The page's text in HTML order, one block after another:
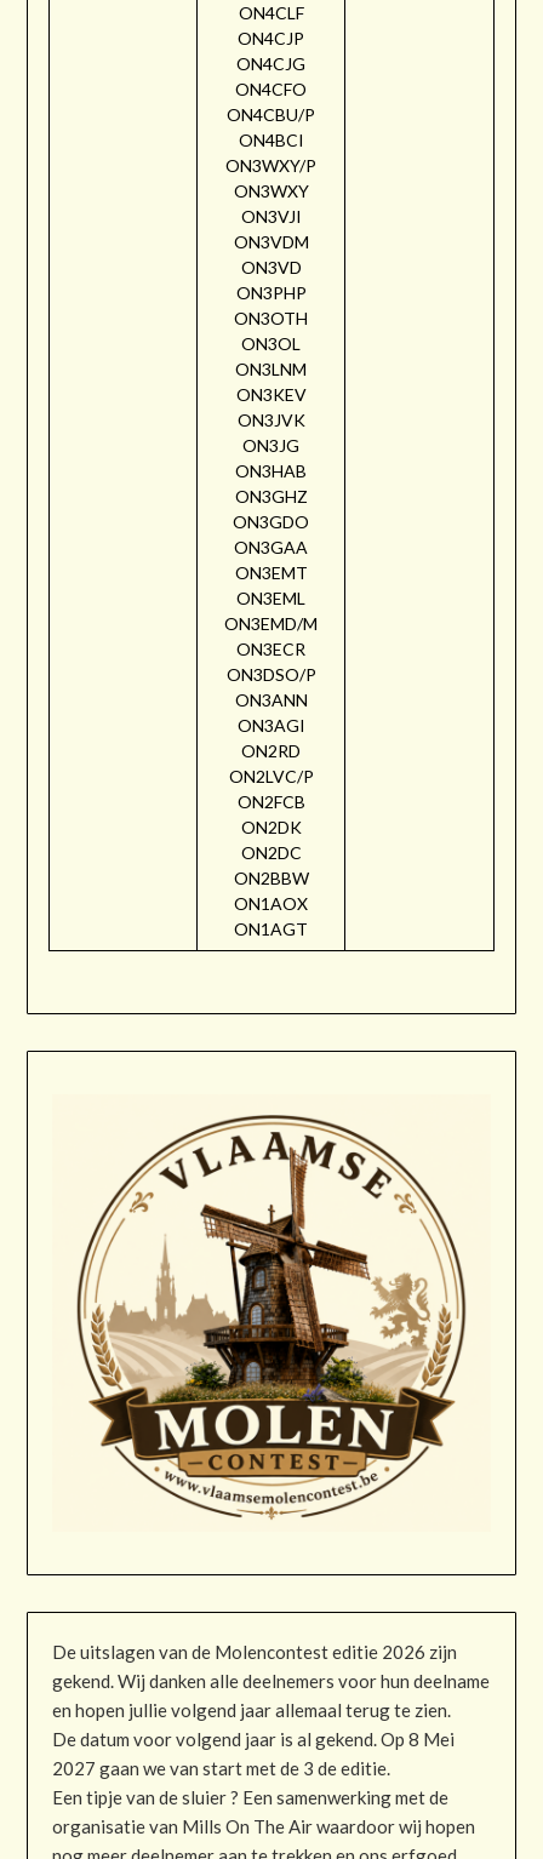
ON4CLF
ON4CJP
ON4CJG
ON4CFO
ON4CBU/P
ON4BCI
ON3WXY/P
ON3WXY
ON3VJI
ON3VDM
ON3VD
ON3PHP
ON3OTH
ON3OL
ON3LNM
ON3KEV
ON3JVK
ON3JG
ON3HAB
ON3GHZ
ON3GDO
ON3GAA
ON3EMT
ON3EML
ON3EMD/M
ON3ECR
ON3DSO/P
ON3ANN
ON3AGI
ON2RD
ON2LVC/P
ON2FCB
ON2DK
ON2DC
ON2BBW
ON1AOX
ON1AGT
De uitslagen van de Molencontest editie 2026 zijn
gekend. Wij danken alle deelnemers voor hun deelname
en hopen jullie volgend jaar allemaal terug te zien.
De datum voor volgend jaar is al gekend. Op 8 Mei
2027 gaan we van start met de 3 de editie.
Een tipje van de sluier ? Een samenwerking met de
organisatie van Mills On The Air waardoor wij hopen